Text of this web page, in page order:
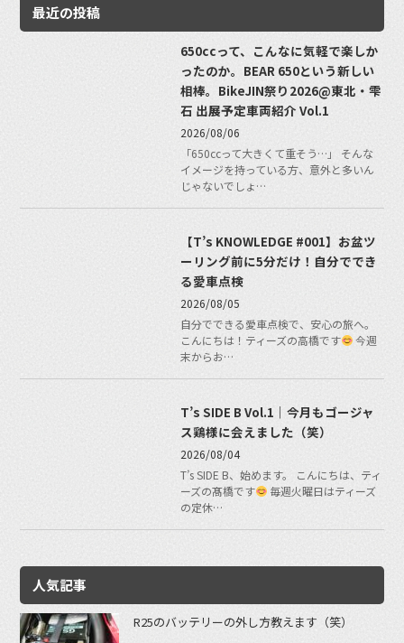
最近の投稿
650ccって、こんなに気軽で楽しか
ったのか。BEAR 650という新しい
相棒。BikeJIN祭り2026@東北・雫
石 出展予定車両紹介 Vol.1
2026/08/06
「650ccって大きくて重そう…」 そんな
イメージを持っている方、意外と多いん
じゃないでしょ…
【T’s KNOWLEDGE #001】お盆ツ
ーリング前に5分だけ！自分ででき
る愛車点検
2026/08/05
自分でできる愛車点検で、安心の旅へ。
こんにちは！ティーズの高橋です
今週
末からお…
T’s SIDE B Vol.1｜今月もゴージャ
ス鶏様に会えました（笑）
2026/08/04
T’s SIDE B、始めます。 こんにちは、ティ
ーズの髙橋です
毎週火曜日はティーズ
の定休…
人気記事
R25のバッテリーの外し方教えます（笑）